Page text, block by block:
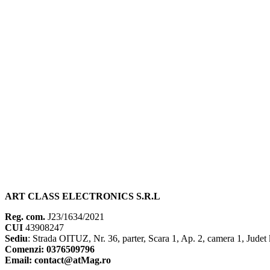
ART CLASS ELECTRONICS S.R.L
Reg. com. J23/1634/2021
CUI 43908247
Sediu: Strada OITUZ, Nr. 36, parter, Scara 1, Ap. 2, camera 1,
Comenzi: 0376509796
Email: contact@atMag.ro